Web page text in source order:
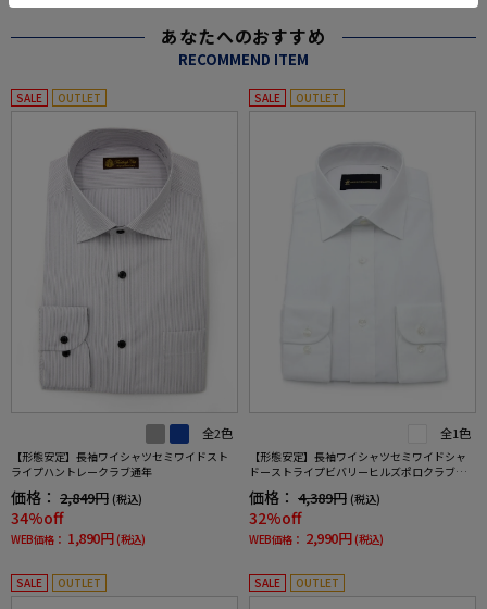
あなたへのおすすめ
RECOMMEND ITEM
SALE OUTLET
全2色
【形態安定】長袖ワイシャツセミワイドスト
ライプハントレークラブ通年
価格： 2,849円 (税込)
34%off
WEB価格： 1,890円 (税込)
SALE OUTLET
全1色
【形態安定】長袖ワイシャツセミワイドシャ
ドーストライプビバリーヒルズポロクラブ通
年
価格： 4,389円 (税込)
32%off
WEB価格： 2,990円 (税込)
SALE OUTLET SALE OUTLET